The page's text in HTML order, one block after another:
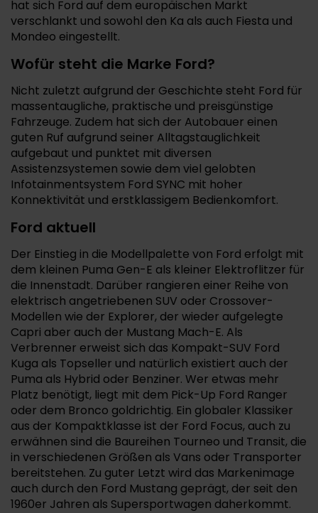
hat sich Ford auf dem europäischen Markt
verschlankt und sowohl den Ka als auch Fiesta und
Mondeo eingestellt.
Wofür steht die Marke Ford?
Nicht zuletzt aufgrund der Geschichte steht Ford für
massentaugliche, praktische und preisgünstige
Fahrzeuge. Zudem hat sich der Autobauer einen
guten Ruf aufgrund seiner Alltagstauglichkeit
aufgebaut und punktet mit diversen
Assistenzsystemen sowie dem viel gelobten
Infotainmentsystem Ford SYNC mit hoher
Konnektivität und erstklassigem Bedienkomfort.
Ford aktuell
Der Einstieg in die Modellpalette von Ford erfolgt mit
dem kleinen Puma Gen-E als kleiner Elektroflitzer für
die Innenstadt. Darüber rangieren einer Reihe von
elektrisch angetriebenen SUV oder Crossover-
Modellen wie der Explorer, der wieder aufgelegte
Capri aber auch der Mustang Mach-E. Als
Verbrenner erweist sich das Kompakt-SUV Ford
Kuga als Topseller und natürlich existiert auch der
Puma als Hybrid oder Benziner. Wer etwas mehr
Platz benötigt, liegt mit dem Pick-Up Ford Ranger
oder dem Bronco goldrichtig. Ein globaler Klassiker
aus der Kompaktklasse ist der Ford Focus, auch zu
erwähnen sind die Baureihen Tourneo und Transit, die
in verschiedenen Größen als Vans oder Transporter
bereitstehen. Zu guter Letzt wird das Markenimage
auch durch den Ford Mustang geprägt, der seit den
1960er Jahren als Supersportwagen daherkommt.